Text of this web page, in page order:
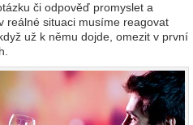
či odpověď promyslet a
reálné situaci musíme reagovat
už k němu dojde, omezit v první